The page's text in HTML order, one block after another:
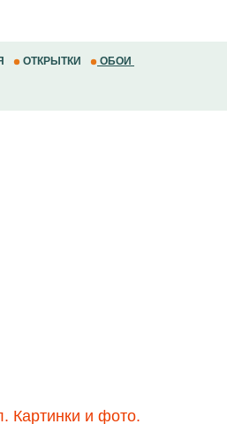
ОТКРЫТКИ ОБОИ
Картинки и фото.